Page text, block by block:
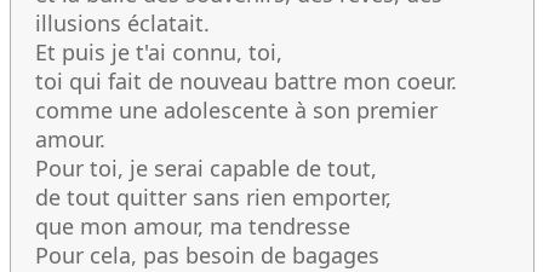
illusions éclatait.
Et puis je t'ai connu, toi,
toi qui fait de nouveau battre mon coeur.
comme une adolescente à son premier
amour.
Pour toi, je serai capable de tout,
de tout quitter sans rien emporter,
que mon amour, ma tendresse
Pour cela, pas besoin de bagages